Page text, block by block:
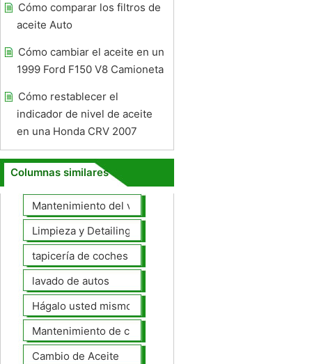
Cómo comparar los filtros de
aceite Auto
Cómo cambiar el aceite en un
1999 Ford F150 V8 Camioneta
Cómo restablecer el
indicador de nivel de aceite
en una Honda CRV 2007
Columnas similares
Mantenimiento del vehículo
Limpieza y Detailing
tapicería de coches
lavado de autos
Hágalo usted mismo Mantenimiento de Automotores
Mantenimiento de coches General
Cambio de Aceite